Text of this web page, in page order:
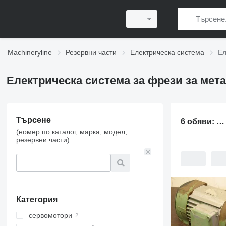
Machineryline Резервни части Електрическа система
Електрическа система за фрези за
Търсене
(номер по каталог, марка, модел,
резервни части)
Категория
сервомотори
6 обяви: